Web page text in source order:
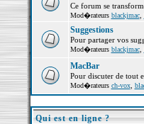
Ce forum se
Mod�rateurs blackjmac,
Suggestions
Pour partager vos
Mod�rateurs blackjmac,
MacBar
Pour discuter de tout
Mod�rateurs ch-vox,
Qui est en ligne ?